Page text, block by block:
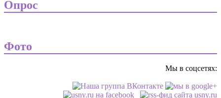
Опрос
Фото
Мы в соцсетях: